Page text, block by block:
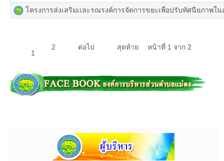
โครงการส่งเสริมเเละรณรงค์การจัดการขยะเพื่อปรับทัศนียภาพใน
หน้าที่ 1 จาก 2
1
2 ต่อไป สุดท้าย